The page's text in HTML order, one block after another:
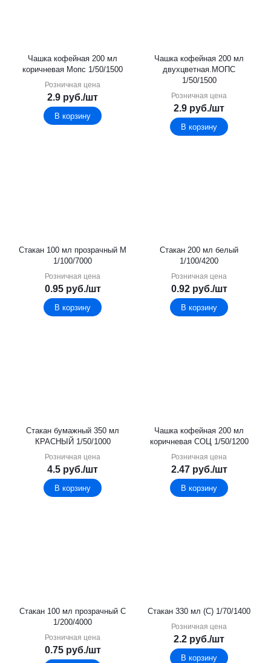
Чашка кофейная 200 мл
коричневая Мопс 1/50/1500
Розничная цена
2.9 руб./шт
В корзину
Чашка кофейная 200 мл
двухцветная.МОПС
1/50/1500
Розничная цена
2.9 руб./шт
В корзину
Стакан 100 мл прозрачный М
1/100/7000
Розничная цена
0.95руб./шт
В корзину
Стакан 200 мл белый
1/100/4200
Розничная цена
0.92руб./шт
В корзину
Стакан бумажный 350 мл
КРАСНЫЙ 1/50/1000
Розничная цена
4.5 руб./шт
В корзину
Чашка кофейная 200 мл
коричневая СОЦ 1/50/1200
Розничная цена
2.47руб./шт
В корзину
Стакан 100 мл прозрачный С
1/200/4000
Розничная цена
0.75руб./шт
Стакан 330 мл (С) 1/70/1400
Розничная цена
2.2 руб./шт
В корзину